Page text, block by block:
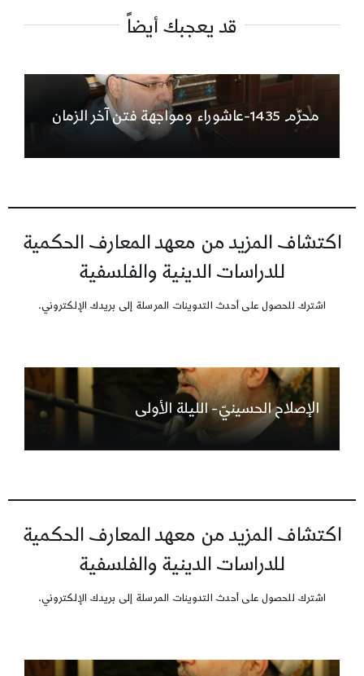
قد يعجبك أيضاً
محرّم 1435-عاشوراء ومواجهة فتن آخر الزمان
اكتشاف المزيد من معهد المعارف الحكمية
للدراسات الدينية والفلسفية
اشترك للحصول على أحدث التدوينات المرسلة إلى بريدك الإلكتروني.
الإصلاح الحسينيّ- الليلة الأولى
اكتشاف المزيد من معهد المعارف الحكمية
للدراسات الدينية والفلسفية
اشترك للحصول على أحدث التدوينات المرسلة إلى بريدك الإلكتروني.